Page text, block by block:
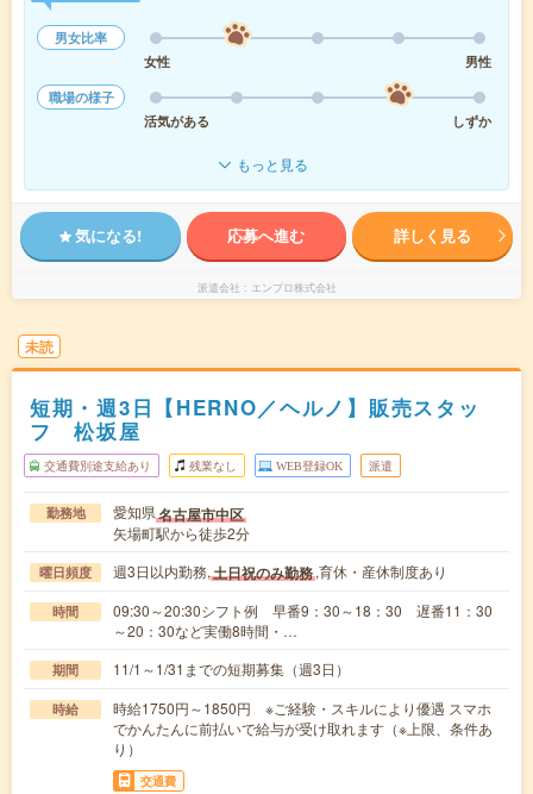
男女比率
女性
男性
職場の様子
活気がある
しずか
もっと見る
気になる! 応募へ進む 詳しく見る
派遣会社 エンプロ株式会社
未読
短期・週3日【HERNO／ヘルノ】販売スタッ
フ 松坂屋
交通費別途支給あり 残業なし WEB登録OK 派遣
勤務地 愛知県名古屋市中区
矢場町駅から徒歩2分
曜日頻度 週3日以内勤務,土日祝のみ勤務,育休・産休制度あり
時間
09:30～20:30シフト例 早番9：30～18：30 遅番11：30
～20：30など実働8時間・…
期間 11/1～1/31までの短期募集（週3日）
時給
時給1750円～1850円 ※ご経験・スキルにより優遇 スマホ
でかんたんに前払いで給与が受け取れます（※上限、条件あ
り）
交通費